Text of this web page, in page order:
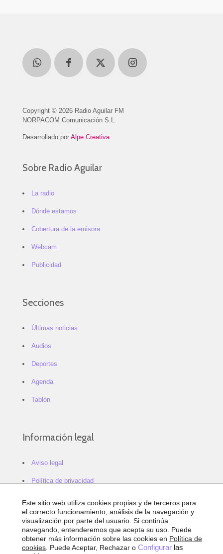
Copyright © 2026 Radio Aguilar FM
NORPACOM Comunicación S.L.
Desarrollado por Alpe Creativa
Sobre Radio Aguilar
La radio
Dónde estamos
Cobertura de la emisora
Webcam
Publicidad
Secciones
Últimas noticias
Audios
Deportes
Agenda
Tablón
Información legal
Aviso legal
Política de privacidad
Política de cookies
Configurar cookies
Sitemap
Accesibilidad
Este sitio web utiliza cookies propias y de terceros para
el correcto funcionamiento, análisis de la navegación y
visualización por parte del usuario. Si continúa
navegando, entenderemos que acepta su uso. Puede
obtener más información sobre las cookies en Política de
cookies . Puede Aceptar, Rechazar o Configurar las